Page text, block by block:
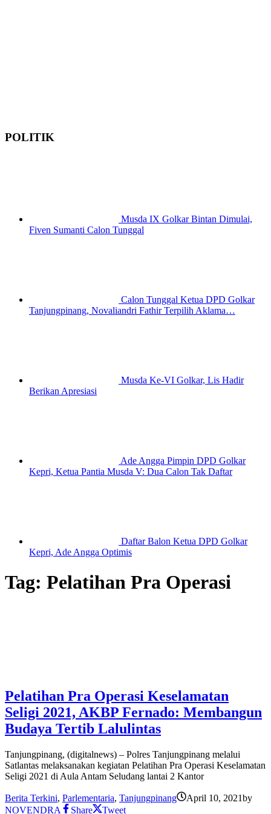
POLITIK
Musda IX Golkar Bintan Dimulai,
Fiven Sumanti Calon Tunggal
Calon Tunggal Ketua DPD Golkar
Tanjungpinang, Novaliandri Fathir Terpilih Aklama…
Musda Ke-VI Golkar, Lis Hadir
Berikan Apresiasi
Ade Angga Pimpin DPD Golkar
Kepri, Ketua Pantia Musda V: Dua Calon Tak Daftar
Daftar Balon Ketua DPD Golkar
Kepri, Ade Angga Optimis
Tag: Pelatihan Pra Operasi
Pelatihan Pra Operasi Keselamatan
Seligi 2021, AKBP Fernado: Membangun
Budaya Tertib Lalulintas
Tanjungpinang, (digitalnews) – Polres Tanjungpinang melalui
Satlantas melaksanakan kegiatan Pelatihan Pra Operasi Keselamatan
Seligi 2021 di Aula Antam Seludang lantai 2 Kantor
Berita Terkini, Parlementaria, Tanjungpinang April 10, 2021by
NOVENDRA
Share Tweet